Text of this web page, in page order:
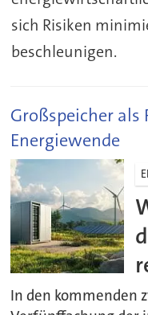
sich Risiken
beschleunigen.
Großspeicher als
Energiewende
In den kommenden